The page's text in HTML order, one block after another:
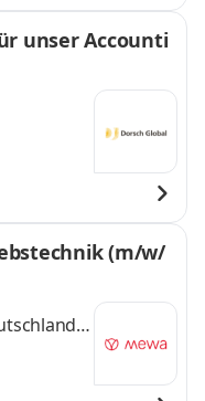
unser Accounti
(m/w/